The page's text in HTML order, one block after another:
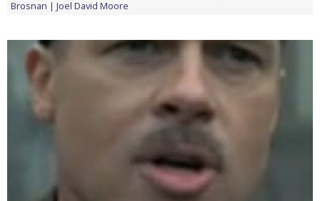
Brosnan
Joel David Moore